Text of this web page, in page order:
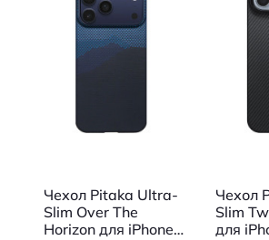
Чехол Pitaka Ultra-
Slim Over The
Horizon для iPhone
Чехол
Slim
для